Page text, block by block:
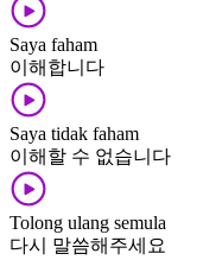
Saya faham
이해합니다
Saya tidak faham
이해할 수 없습니다
Tolong ulang semula
다시 말씀해주세요